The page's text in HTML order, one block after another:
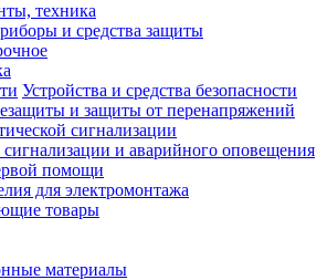
техника
и средства защиты
Устройства и средства безопасности
и защиты от перенапряжений
сигнализации
и аварийного оповещения
помощи
для электромонтажа
товары
материалы